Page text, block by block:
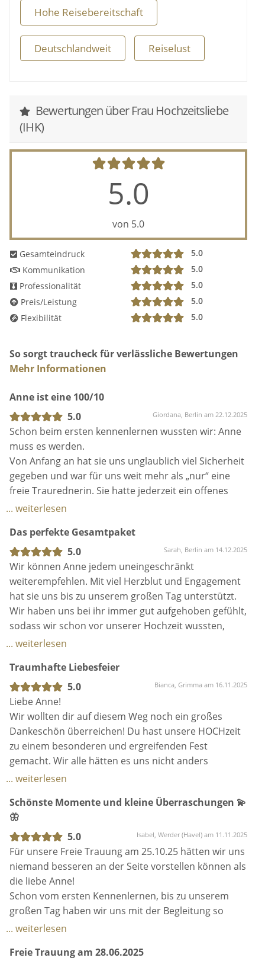
in einem persönlichen Kennenlernen besprechen
und dabei gleich schauen, ob die Sympathie und
Chemie zwischen uns passt.
Übrigens: Natürlich ist eine freie Trauung auch
perfekt für die
wie Ihr es Euch vorstellt!
Hohe Reisebereitschaft
Deutschlandweit Reiselust
Bewertungen über Frau Hochzeitsliebe
(IHK)
5.0
von 5.0
Gesamteindruck
5.0
Kommunikation
5.0
Professionalität
5.0
Preis/Leistung
5.0
Flexibilität
5.0
So sorgt traucheck für verlässliche Bewertungen
Mehr Informationen
Anne ist eine 100/10
5.0
Giordana, Berlin am 22.12.2025
Schon beim ersten kennenlernen wussten wir: Anne
muss es werden.
Von Anfang an hat sie uns unglaublich viel Sicherheit
gegeben und war für uns weit mehr als „nur“ eine
freie Traurednerin. Sie hatte jederzeit ein offenes
Ohr für all unsere Fragen, Unsicherheiten und auch
Lösung. Mit ihren vielen tollen Ideen hat sie unsere
Trauung zu etwas ganz Besonderem gemacht.
Besonders schön war ihre Idee, dass wir unsere
Ringe selbst schmieden.
Anne macht nichts nach Schema F oder 08/15,
sondern alles aus tiefstem Herzen. Man spürt in
jedem Moment, wie wichtig wir ihr als Paar und
unsere Geschichte wirklich sind.
Unterstützung: Sie hat uns beim Aufbau geholfen,
Dekoration platziert und war überall da, wo man sie
gebraucht hat – ganz selbstverständlich und mit so
viel Liebe.
Ihre strukturierte, ruhige Art hat uns so viel
Vertrauen und Sicherheit gegeben, dass wir wussten:
Egal, was an unserem großen Tag passiert – alles
wird gut, weil Anne da ist.
Nicht nur wir, sondern auch unsere Gäste waren
begeistert!
Wir hätten uns keine bessere Begleitung für unsere
Trauung wünschen können und empfehlen sie von
Herzen weiter.
... weiterlesen
Das perfekte Gesamtpaket
5.0
Sarah, Berlin am 14.12.2025
Wir können Anne jedem uneingeschränkt
weiterempfehlen. Mit viel Herzblut und Engagement
hat sie uns bis zu unserem großen Tag unterstützt.
Wir haben uns bei ihr immer gut aufgehoben gefühlt,
sodass wir schon vor unserer Hochzeit wussten,
diese Rede kann nur wundervoll werden. So war es
Es war ein einzigartiger Moment, den wir nie wieder
missen möchten!
Wir danken Anne für all' ihre Mühen und Arbeit, die
sie in unsere Rede und unseren großen Tag
investiert hat. Wir haben die Entscheidung Anne als
unsere Traurednerin zu wählen keine einzige
Sekunde bereut!
Sarah und Alexander
... weiterlesen
Traumhafte Liebesfeier
5.0
Bianca, Grimma am 16.11.2025
Liebe Anne!
Wir wollten dir auf diesem Weg noch ein großes
Dankeschön überreichen! Du hast unsere HOCHzeit
zu einem besonderen und ergreifenden Fest
gemacht. Wir alle hätten es uns nicht anders
wünschen können...Danke dafür!
... weiterlesen
Schönste Momente und kleine Überraschungen 💫
🦋
5.0
Isabel, Werder (Havel) am 11.11.2025
Für unsere Freie Trauung am 25.10.25 hätten wir uns
niemand besseren an der Seite vorstellen können als
die liebe Anne!
Schon vom ersten Kennenlernen, bis zu unserem
großen Tag haben wir uns mit der Begleitung so
wohl gefühlt und immer gut aufgehoben!
und vorgetragen, sie war in dieser ganzen
... weiterlesen
Freie Trauung am 28.06.2025